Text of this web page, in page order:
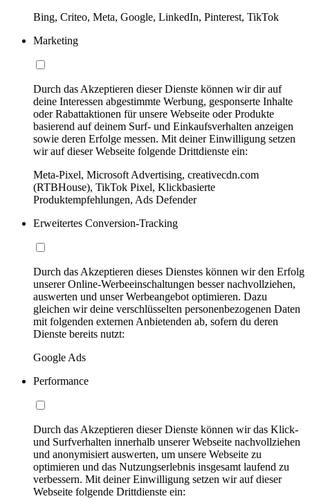
Bing, Criteo, Meta, Google, LinkedIn, Pinterest, TikTok
Marketing
Durch das Akzeptieren dieser Dienste können wir dir auf
deine Interessen abgestimmte Werbung, gesponserte Inhalte
oder Rabattaktionen für unsere Webseite oder Produkte
basierend auf deinem Surf- und Einkaufsverhalten anzeigen
sowie deren Erfolge messen. Mit deiner Einwilligung setzen
wir auf dieser Webseite folgende Drittdienste ein:
Meta-Pixel, Microsoft Advertising, creativecdn.com
(RTBHouse), TikTok Pixel, Klickbasierte
Produktempfehlungen, Ads Defender
Erweitertes Conversion-Tracking
Durch das Akzeptieren dieses Dienstes können wir den Erfolg
unserer Online-Werbeeinschaltungen besser nachvollziehen,
auswerten und unser Werbeangebot optimieren. Dazu
gleichen wir deine verschlüsselten personenbezogenen Daten
mit folgenden externen Anbietenden ab, sofern du deren
Dienste bereits nutzt:
Google Ads
Performance
Durch das Akzeptieren dieser Dienste können wir das Klick-
und Surfverhalten innerhalb unserer Webseite nachvollziehen
und anonymisiert auswerten, um unsere Webseite zu
optimieren und das Nutzungserlebnis insgesamt laufend zu
verbessern. Mit deiner Einwilligung setzen wir auf dieser
Webseite folgende Drittdienste ein: